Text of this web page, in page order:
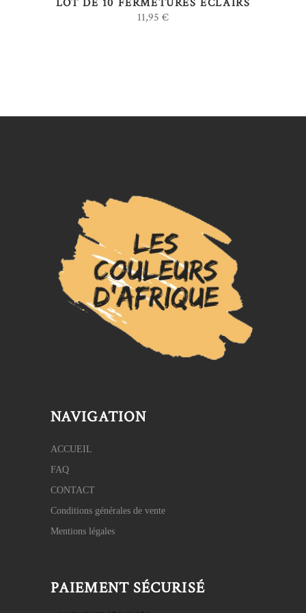
LOT DE 10 FERMETURES ÉCLAIRS
11,95 €
NAVIGATION
ACCUEIL
FAQ
CONTACT
Conditions générales de vente
Mentions légales
PAIEMENT SÉCURISÉ